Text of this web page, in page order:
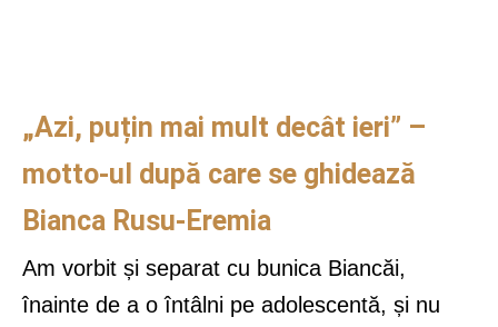
„Azi, puțin mai mult decât ieri” –
motto-ul după care se ghidează
Bianca Rusu-Eremia
Am vorbit și separat cu bunica Biancăi,
înainte de a o întâlni pe adolescentă, și nu